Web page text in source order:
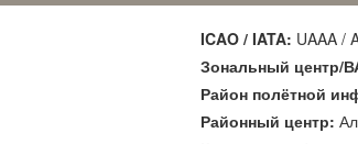
ICAO / IATA: UAAA /
Зональный центр/
Район полётной
Районный центр: